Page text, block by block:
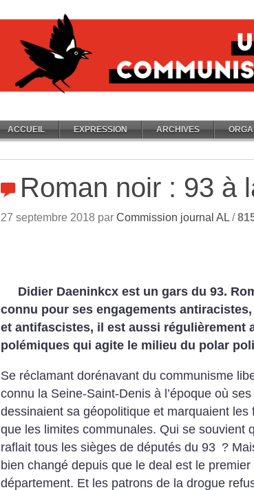
ACCUEIL EXPRESSION ARCHIVES
Roman noir : 93 à
27 septembre 2018 par Commission journal AL /
Didier Daeninkcx est un gars du 93.
connu pour ses engagements
et antifascistes, il est aussi régulièrement
polémiques qui agite le milieu du polar
Se réclamant dorénavant du communisme
connu la Seine-Saint-Denis à l’époque où
dessinaient sa géopolitique et marquaient les
que les limites communales. Qui se souvient
raflait tous les sièges de députés du 93 ?
bien changé depuis que le deal est le
département. Et les patrons de la drogue